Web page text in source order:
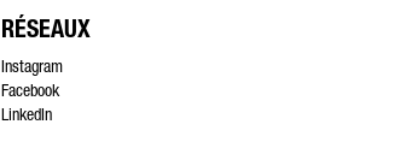
RÉSEAUX
Instagram
Facebook
LinkedIn